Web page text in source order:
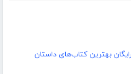
رایگان بهترین کتاب‌های داستان